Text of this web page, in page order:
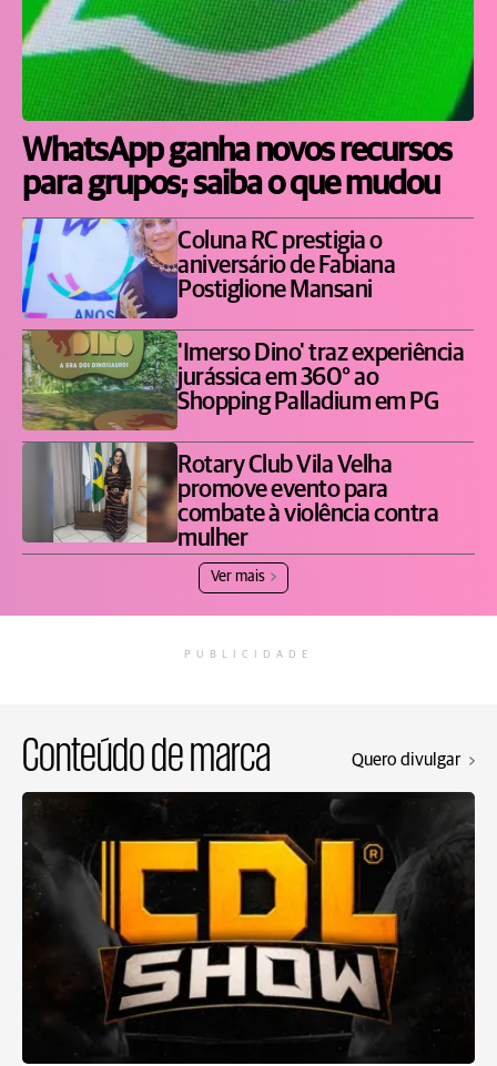
WhatsApp ganha novos recursos
para grupos; saiba o que mudou
Coluna RC prestigia o
aniversário de Fabiana
Postiglione Mansani
'Imerso Dino' traz experiência
jurássica em 360° ao
Shopping Palladium em PG
Rotary Club Vila Velha
promove evento para
combate à violência contra
mulher
Ver mais
PUBLICIDADE
Conteúdo de marca Quero divulgar